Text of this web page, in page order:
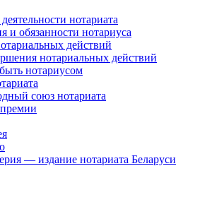
нотариата
и обязанности нотариуса
действий
нотариальных действий
нотариусом
союз нотариата
— издание нотариата Беларуси